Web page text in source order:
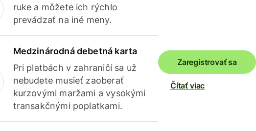
ruke a môžete ich rýchlo
prevádzať na iné meny.
Medzinárodná debetná karta
Pri platbách v zahraničí sa už
nebudete musieť zaoberať
kurzovými maržami a vysokými
transakčnými poplatkami.
Zaregistrovať sa
Čítať viac